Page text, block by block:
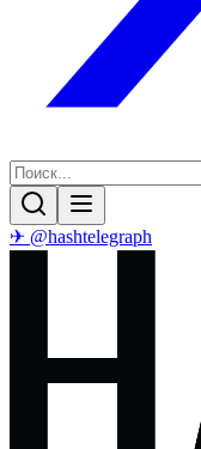
✈ @hashtelegraph